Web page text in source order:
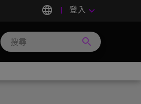
language 登入 keyboard_arrow_down
search